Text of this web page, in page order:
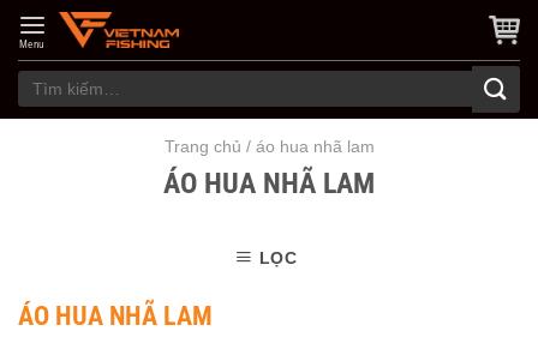
content
Menu
Tìm
kiếm:
Trang chủ / áo hua nhã lam
ÁO HUA NHÃ LAM
LỌC
ÁO HUA NHÃ LAM